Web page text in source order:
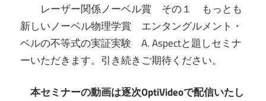
レーザー関係ノーベル賞 その１ もっとも
新しいノーベル物理学賞 エンタングルメント・
ベルの不等式の実証実験 A. Aspectと題しセミナ
ーいただきます。引き続きご期待ください。
本セミナーの動画は逐次OptiVideoで配信いたし